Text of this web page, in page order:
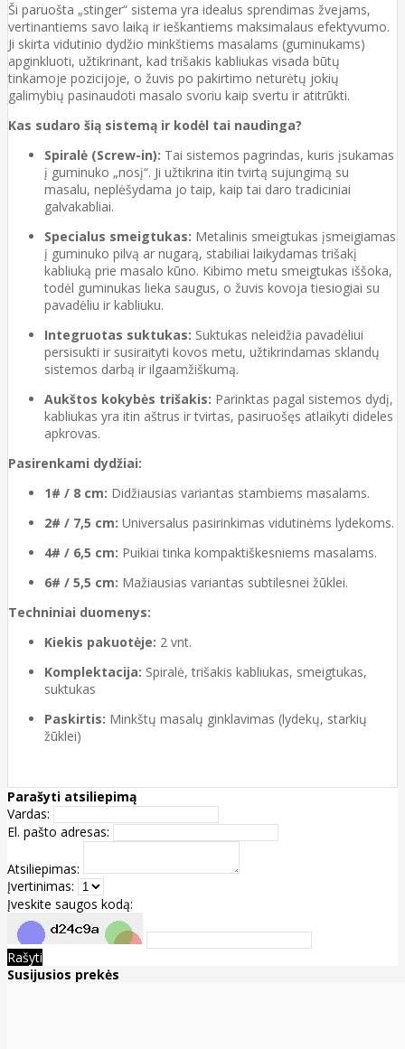
Ši paruošta „stinger“ sistema yra idealus sprendimas žvejams,
vertinantiems savo laiką ir ieškantiems maksimalaus efektyvumo.
Ji skirta vidutinio dydžio minkštiems masalams (guminukams)
apginkluoti, užtikrinant, kad trišakis kabliukas visada būtų
tinkamoje pozicijoje, o žuvis po pakirtimo neturėtų jokių
galimybių pasinaudoti masalo svoriu kaip svertu ir atitrūkti.
Kas sudaro šią sistemą ir kodėl tai naudinga?
Spiralė (Screw-in): Tai sistemos pagrindas, kuris įsukamas
į guminuko „nosį“. Ji užtikrina itin tvirtą sujungimą su
masalu, neplėšydama jo taip, kaip tai daro tradiciniai
galvakabliai.
Specialus smeigtukas: Metalinis smeigtukas įsmeigiamas
į guminuko pilvą ar nugarą, stabiliai laikydamas trišakį
kabliuką prie masalo kūno. Kibimo metu smeigtukas iššoka,
todėl guminukas lieka saugus, o žuvis kovoja tiesiogiai su
pavadėliu ir kabliuku.
Integruotas suktukas: Suktukas neleidžia pavadėliui
persisukti ir susiraityti kovos metu, užtikrindamas sklandų
sistemos darbą ir ilgaamžiškumą.
Aukštos kokybės trišakis: Parinktas pagal sistemos dydį,
kabliukas yra itin aštrus ir tvirtas, pasiruošęs atlaikyti dideles
apkrovas.
Pasirenkami dydžiai:
1# / 8 cm: Didžiausias variantas stambiems masalams.
2# / 7,5 cm: Universalus pasirinkimas vidutinėms lydekoms.
4# / 6,5 cm: Puikiai tinka kompaktiškesniems masalams.
6# / 5,5 cm: Mažiausias variantas subtilesnei žūklei.
Techniniai duomenys:
Kiekis pakuotėje: 2 vnt.
Komplektacija: Spiralė, trišakis kabliukas, smeigtukas,
suktukas
Paskirtis: Minkštų masalų ginklavimas (lydekų, starkių
žūklei)
Parašyti atsiliepimą
Vardas:
El. pašto adresas:
Atsiliepimas:
Įvertinimas:
Įveskite saugos kodą:
Rašyti
Susijusios prekės